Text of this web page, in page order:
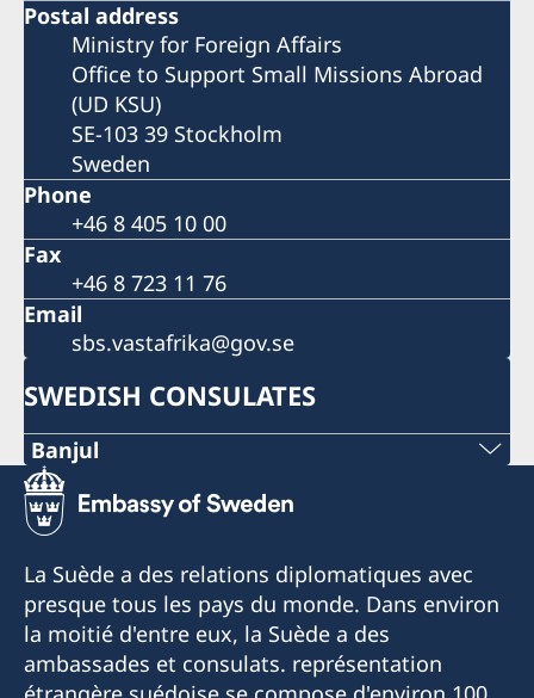
Postal address
Ministry for Foreign Affairs
Office to Support Small Missions Abroad
(UD KSU)
SE-103 39 Stockholm
Sweden
Phone
+46 8 405 10 00
Fax
+46 8 723 11 76
Email
sbs.vastafrika@gov.se
SWEDISH CONSULATES
Banjul
Opening hours: Monday - Thursday 10.00 -
14.00
Visits to the consulate are made by
appointment only on telephone +220 788 35 19
during opening hours or via e-mail
La Suède a des relations diplomatiques avec
presque tous les pays du monde. Dans environ
la moitié d'entre eux, la Suède a des
ambassades et consulats. représentation